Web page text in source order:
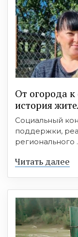
От огорода к
история
Социальный
поддержки,
регионального
Читать далее